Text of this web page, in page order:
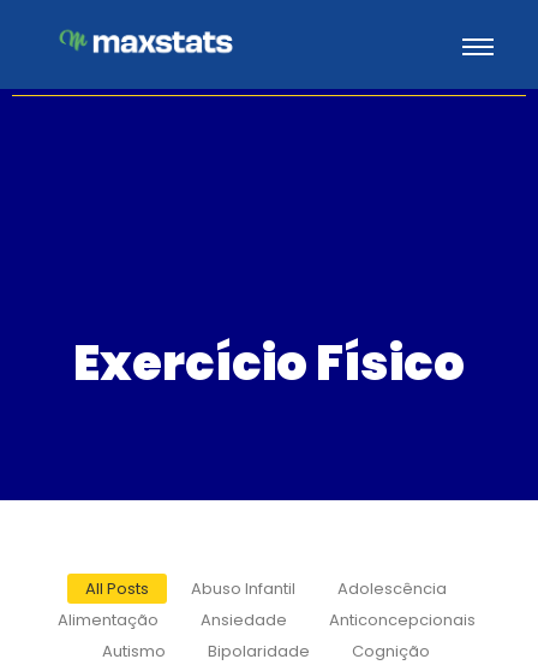
Exercício Físico
All Posts Abuso Infantil
Adolescência
Alimentação
Ansiedade
Anticoncepcionais
Autismo
Bipolaridade
Cognição